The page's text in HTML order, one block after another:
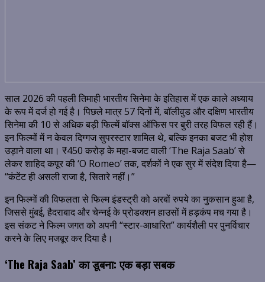
साल 2026 की पहली तिमाही भारतीय सिनेमा के इतिहास में एक काले अध्याय
के रूप में दर्ज हो गई है। पिछले मात्र 57 दिनों में, बॉलीवुड और दक्षिण भारतीय
सिनेमा की 10 से अधिक बड़ी फिल्में बॉक्स ऑफिस पर बुरी तरह विफल रही हैं।
इन फिल्मों में न केवल दिग्गज सुपरस्टार शामिल थे, बल्कि इनका बजट भी होश
उड़ाने वाला था। ₹450 करोड़ के महा-बजट वाली ‘The Raja Saab’ से
लेकर शाहिद कपूर की ‘O Romeo’ तक, दर्शकों ने एक सुर में संदेश दिया है—
“कंटेंट ही असली राजा है, सितारे नहीं।”
इन फिल्मों की विफलता से फिल्म इंडस्ट्री को अरबों रुपये का नुकसान हुआ है,
जिससे मुंबई, हैदराबाद और चेन्नई के प्रोडक्शन हाउसों में हड़कंप मच गया है।
इस संकट ने फिल्म जगत को अपनी “स्टार-आधारित” कार्यशैली पर पुनर्विचार
करने के लिए मजबूर कर दिया है।
‘The Raja Saab’ का डूबना: एक बड़ा सबक